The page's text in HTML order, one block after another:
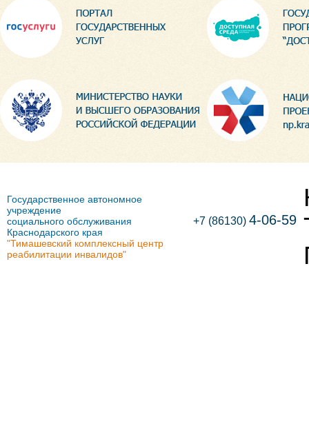
Государственное автономное
учреждение
социального обслуживания
Краснодарского края
"Тимашевский комплексный центр
реабилитации инвалидов"
+7 (86130) 4-06-59